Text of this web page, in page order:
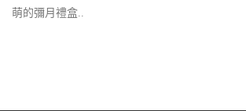
萌的彌月禮盒..